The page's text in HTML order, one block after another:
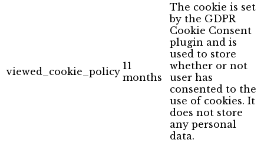
viewed_cookie_policy 11
months
The cookie is set
by the GDPR
Cookie Consent
plugin and is
used to store
whether or not
user has
consented to the
use of cookies. It
does not store
any personal
data.